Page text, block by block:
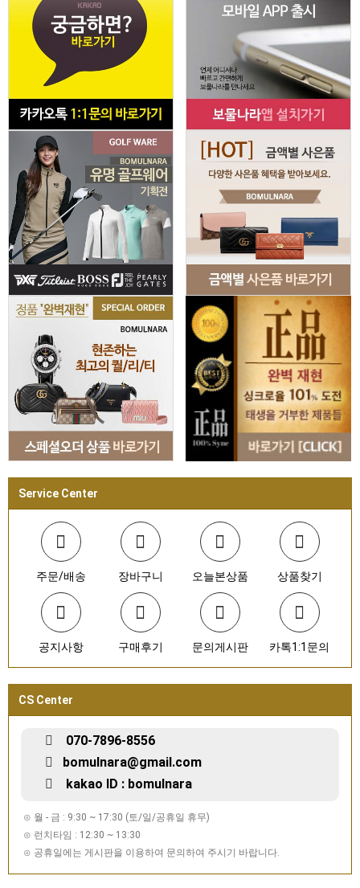
Service Center
주문/배송 장바구니 오늘본상품 상품찾기
공지사항 구매후기 문의게시판 카톡1:1문의
CS Center
070-7896-8556
bomulnara@gmail.com
kakao ID : bomulnara
⊙ 월 - 금 : 9:30 ~ 17:30 (토/일/공휴일 휴무)
⊙ 런치타임 : 12:30 ~ 13:30
⊙ 공휴일에는 게시판을 이용하여 문의하여 주시기 바랍니다.